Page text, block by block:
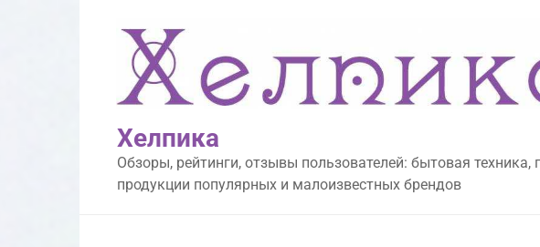
Хелпика
Обзоры, рейтинги, отзывы пользователей: бытовая
продукции популярных и малоизвестных брендов